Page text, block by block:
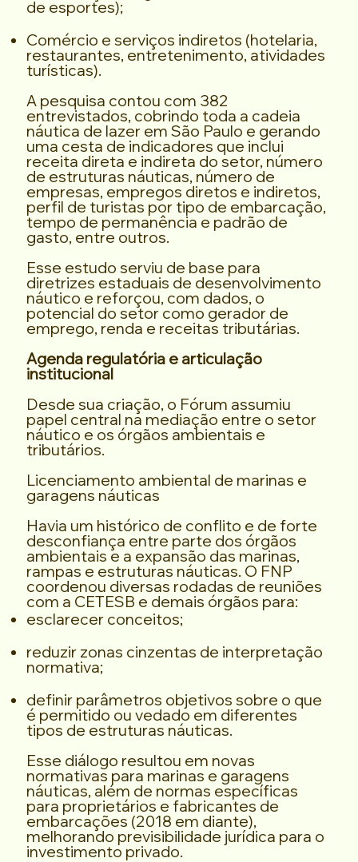
de esportes);
Comércio e serviços indiretos (hotelaria,
restaurantes, entretenimento, atividades
turísticas).
A pesquisa contou com 382
entrevistados, cobrindo toda a cadeia
náutica de lazer em São Paulo e gerando
uma cesta de indicadores que inclui
receita direta e indireta do setor, número
de estruturas náuticas, número de
empresas, empregos diretos e indiretos,
perfil de turistas por tipo de embarcação,
tempo de permanência e padrão de
gasto, entre outros.
Esse estudo serviu de base para
diretrizes estaduais de desenvolvimento
náutico e reforçou, com dados, o
potencial do setor como gerador de
emprego, renda e receitas tributárias.
Agenda regulatória e articulação
institucional
Desde sua criação, o Fórum assumiu
papel central na mediação entre o setor
náutico e os órgãos ambientais e
tributários.
Licenciamento ambiental de marinas e
garagens náuticas
Havia um histórico de conflito e de forte
desconfiança entre parte dos órgãos
ambientais e a expansão das marinas,
rampas e estruturas náuticas. O FNP
coordenou diversas rodadas de reuniões
com a CETESB e demais órgãos para:
esclarecer conceitos;
reduzir zonas cinzentas de interpretação
normativa;
definir parâmetros objetivos sobre o que
é permitido ou vedado em diferentes
tipos de estruturas náuticas.
Esse diálogo resultou em novas
normativas para marinas e garagens
náuticas, além de normas específicas
para proprietários e fabricantes de
embarcações (2018 em diante),
melhorando previsibilidade jurídica para o
investimento privado.